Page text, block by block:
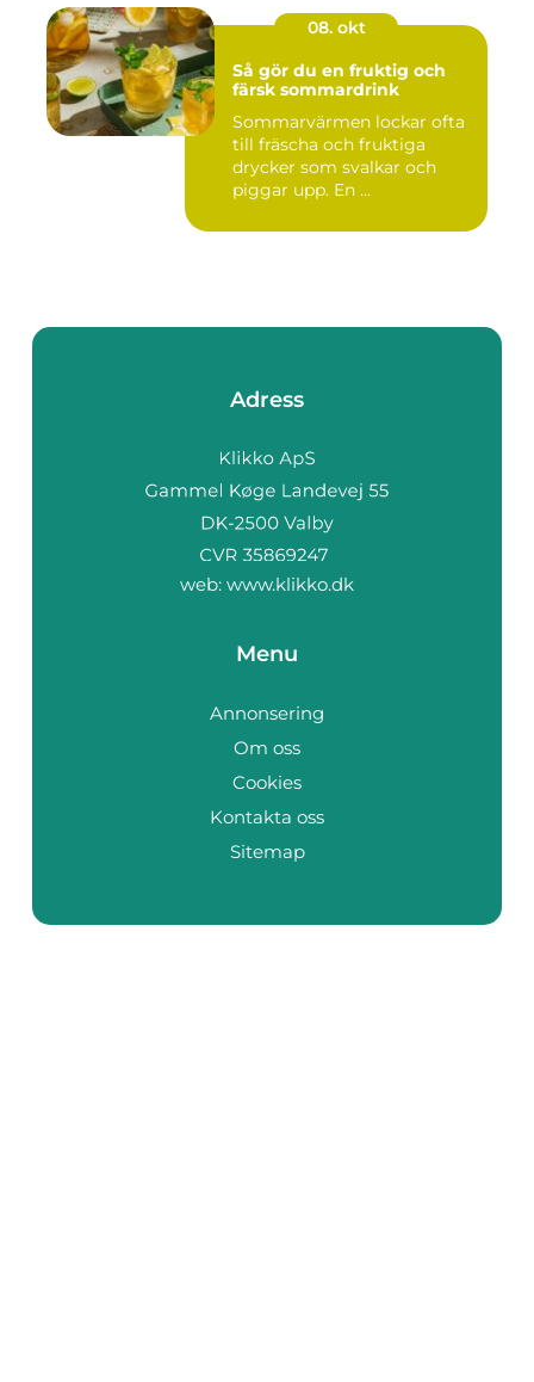
08. okt
Så gör du en fruktig och
färsk sommardrink
Sommarvärmen lockar ofta
till fräscha och fruktiga
drycker som svalkar och
piggar upp. En ...
Adress
web: www.klikko.dk
Menu
Annonsering
Om oss
Cookies
Kontakta oss
Sitemap